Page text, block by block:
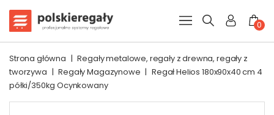
0
Strona główna | Regały metalowe, regały z drewna, regały z
tworzywa | Regały Magazynowe | Regał Helios 180x90x40 cm 4
półki/350kg Ocynkowany